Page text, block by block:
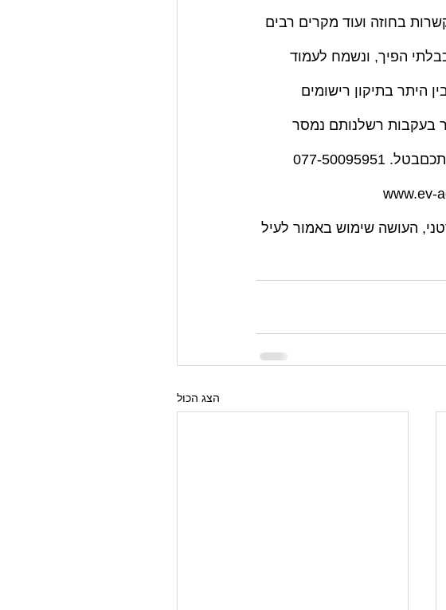
בחוזה ועוד מקרים רבים
הפיך, ונשמח לעמוד
היתר בתיקון רישומים
בעקבות רשלנותם נמסר
העושה שימוש באמור לעיל
הצג הכול